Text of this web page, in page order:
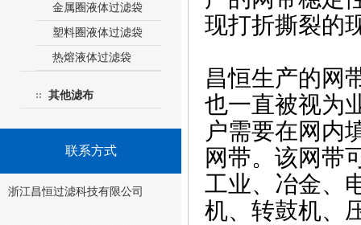
金属圈液体过滤袋
塑料圈液体过滤袋
热熔液体过滤袋
其他滤布
联系方式
浙江昌恒过滤科技有限公司
现打折撕裂的
昌恒生产的网
也一直被视为
户需要在网内
网带。该网带
工业、冶金、
机、转鼓机、